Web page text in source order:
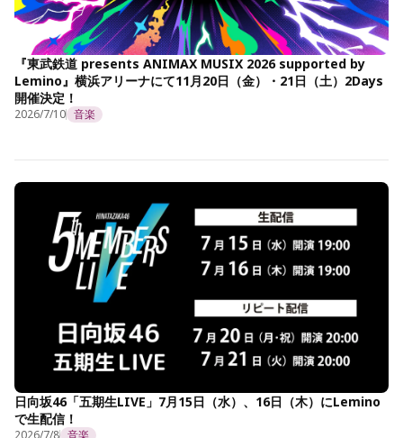
『東武鉄道 presents ANIMAX MUSIX 2026 supported by
Lemino』横浜アリーナにて11月20日（金）・21日（土）2Days
開催決定！
2026/7/10 音楽
日向坂46「五期生LIVE」7月15日（水）、16日（木）にLemino
で生配信！
2026/7/8 音楽